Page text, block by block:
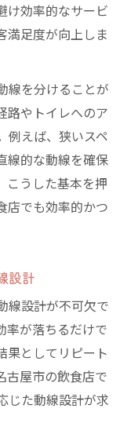
け効率的なサービ
満足度が向上しま
線を分けることが
路やトイレへのア
例えば、狭いスペ
線的な動線を確保
こうした基本を押
店でも効率的かつ
設計
線設計が不可欠で
率が落ちるだけで
果としてリピート
古屋市の飲食店で
じた動線設計が求